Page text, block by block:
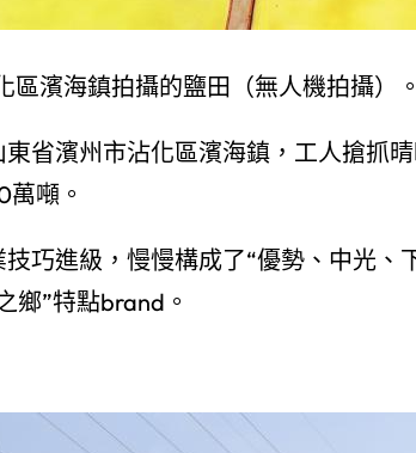
區濱海鎮拍攝的鹽田（無人機拍攝）。
省濱州市沾化區濱海鎮，工人搶抓
噸。
巧進級，慢慢構成了“優勢、中光、
鄉”特點brand。